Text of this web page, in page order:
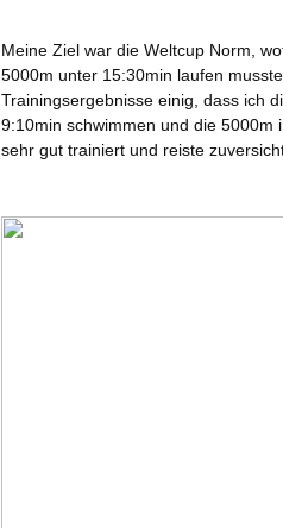
Meine Ziel war die Weltcup Norm,
5000m unter 15:30min laufen
Trainingsergebnisse einig, dass ich
9:10min schwimmen und die
sehr gut trainiert und reiste